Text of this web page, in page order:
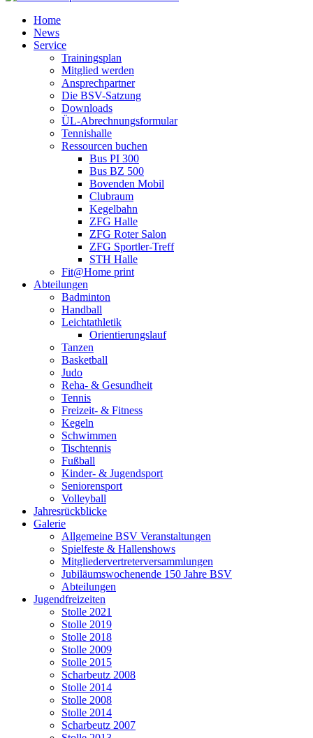
Home
News
Service
Trainingsplan
Mitglied werden
Ansprechpartner
Die BSV-Satzung
Downloads
ÜL-Abrechnungsformular
Tennishalle
Ressourcen buchen
Bus PI 300
Bus BZ 500
Bovenden Mobil
Clubraum
Kegelbahn
ZFG Halle
ZFG Roter Salon
ZFG Sportler-Treff
STH Halle
Fit@Home print
Abteilungen
Badminton
Handball
Leichtathletik
Orientierungslauf
Tanzen
Basketball
Judo
Reha- & Gesundheit
Tennis
Freizeit- & Fitness
Kegeln
Schwimmen
Tischtennis
Fußball
Kinder- & Jugendsport
Seniorensport
Volleyball
Jahresrückblicke
Galerie
Allgemeine BSV Veranstaltungen
Spielfeste & Hallenshows
Mitgliedervertreterversammlungen
Jubiläumswochenende 150 Jahre BSV
Abteilungen
Jugendfreizeiten
Stolle 2021
Stolle 2019
Stolle 2018
Stolle 2009
Stolle 2015
Scharbeutz 2008
Stolle 2014
Stolle 2008
Stolle 2014
Scharbeutz 2007